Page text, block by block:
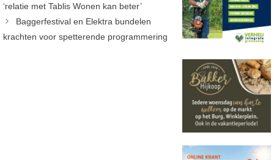
‘relatie met Tablis Wonen kan beter’
Baggerfestival en Elektra bundelen
krachten voor spetterende programmering